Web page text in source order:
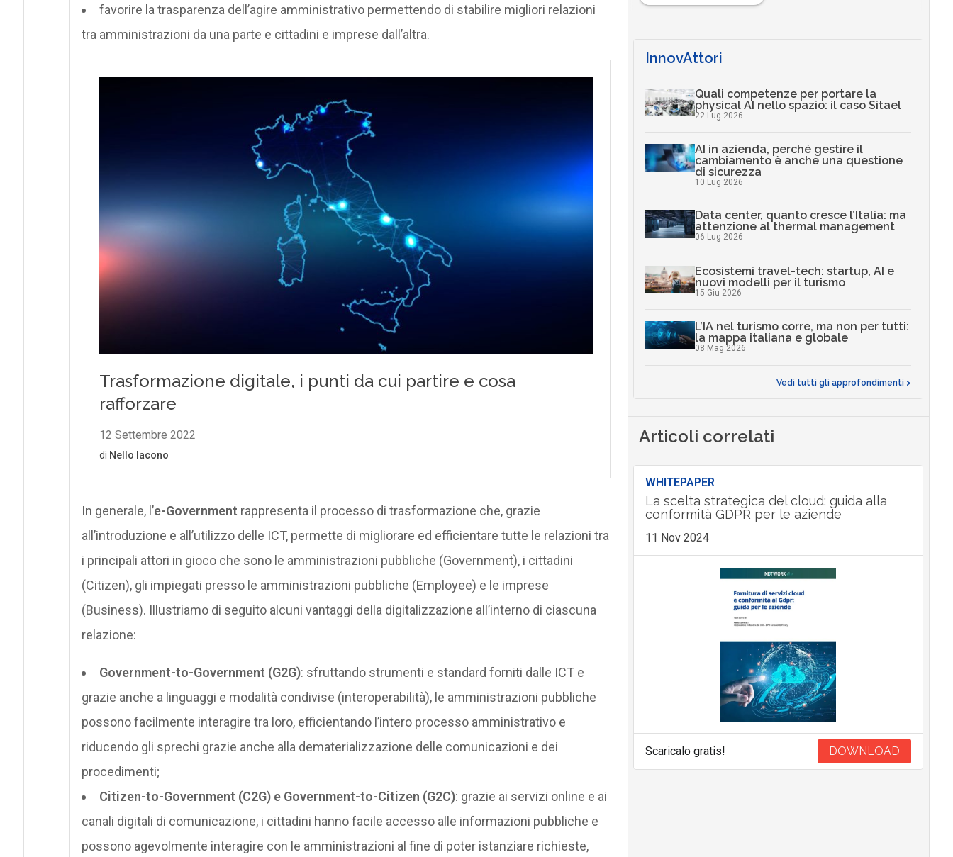
favorire la trasparenza dell’agire amministrativo permettendo di stabilire migliori relazioni
tra amministrazioni da una parte e cittadini e imprese dall’altra.
In generale, l’e-Government rappresenta il processo di trasformazione che, grazie
all’introduzione e all’utilizzo delle ICT, permette di migliorare ed efficientare tutte le relazioni tra
i principali attori in gioco che sono le amministrazioni pubbliche (Government), i cittadini
(Citizen), gli impiegati presso le amministrazioni pubbliche (Employee) e le imprese
(Business). Illustriamo di seguito alcuni vantaggi della digitalizzazione all’interno di ciascuna
relazione:
Government-to-Government (G2G): sfruttando strumenti e standard forniti dalle ICT e
grazie anche a linguaggi e modalità condivise (interoperabilità), le amministrazioni pubbliche
possono facilmente interagire tra loro, efficientando l’intero processo amministrativo e
riducendo gli sprechi grazie anche alla dematerializzazione delle comunicazioni e dei
procedimenti;
Citizen-to-Government (C2G) e Government-to-Citizen (G2C): grazie ai servizi online e ai
canali digitali di comunicazione, i cittadini hanno facile accesso alle informazioni pubbliche e
possono agevolmente interagire con le amministrazioni al fine di poter istanziare richieste,
InnovAttori
Quali competenze per portare la
physical AI nello spazio: il caso Sitael
22 Lug 2026
AI in azienda, perché gestire il
cambiamento è anche una questione
di sicurezza
10 Lug 2026
Data center, quanto cresce l’Italia: ma
attenzione al thermal management
06 Lug 2026
Ecosistemi travel-tech: startup, AI e
nuovi modelli per il turismo
15 Giu 2026
L’IA nel turismo corre, ma non per tutti:
la mappa italiana e globale
08 Mag 2026
Vedi tutti gli approfondimenti >
Articoli correlati
WHITEPAPER
La scelta strategica del cloud: guida alla
conformità GDPR per le aziende
11 Nov 2024
Scaricalo gratis! DOWNLOAD